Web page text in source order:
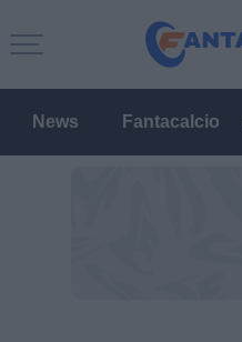
News Fantacalcio